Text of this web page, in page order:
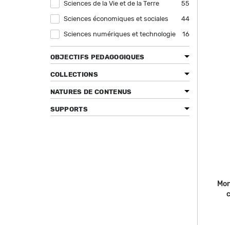
Sciences de la Vie et de la Terre 55
Apply Sciences de la Vie et de la Terre
Sciences économiques et sociales
44
Apply Sciences économiques et sociales
Sciences numériques et technologie
16
Apply Sciences numériques et
OBJECTIFS PEDAGOGIQUES
COLLECTIONS
NATURES DE CONTENUS
SUPPORTS